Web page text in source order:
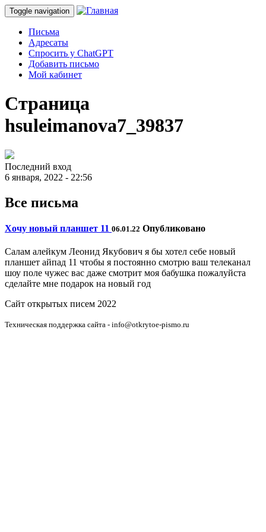
Toggle navigation
Письма
Адресаты
Спросить у ChatGPT
Добавить письмо
Мой кабинет
Страница
hsuleimanova7_39837
Последний вход
6 января, 2022 - 22:56
Все письма
Хочу новый планшет 11 06.01.22 Опубликовано
Салам алейкум Леонид Якубович я бы хотел себе новый
планшет айпад 11 чтобы я постоянно смотрю ваш телеканал
шоу поле чужес вас даже смотрит моя бабушка пожалуйста
сделайте мне подарок на новый год
Сайт открытых писем 2022
Техническая поддержка сайта - info@otkrytoe-pismo.ru